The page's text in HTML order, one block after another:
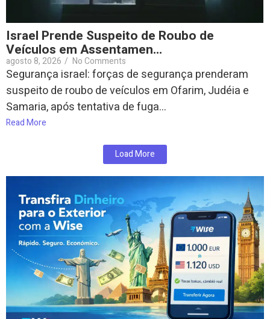
Israel Prende Suspeito de Roubo de
Veículos em Assentamen…
agosto 8, 2026 / No Comments
Segurança israel: forças de segurança prenderam
suspeito de roubo de veículos em Ofarim, Judéia e
Samaria, após tentativa de fuga...
Read More
Load More